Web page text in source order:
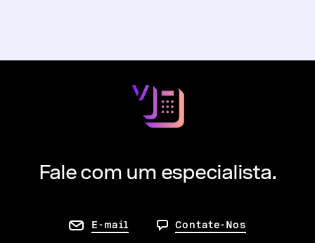
Fale com um especialista.
E-mail Contate-Nos